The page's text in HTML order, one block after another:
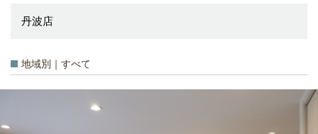
丹波店
地域別｜すべて